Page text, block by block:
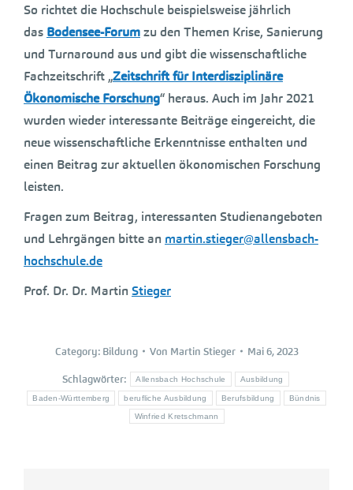
So richtet die Hochschule beispielsweise jährlich
das Bodensee-Forumzu den Themen Krise, Sanierung
und Turnaround aus und gibt die wissenschaftliche
Fachzeitschrift „Zeitschrift für Interdisziplinäre
Ökonomische Forschung“ heraus. Auch im Jahr 2021
wurden wieder interessante Beiträge eingereicht, die
neue wissenschaftliche Erkenntnisse enthalten und
einen Beitrag zur aktuellen ökonomischen Forschung
leisten.
Fragen zum Beitrag, interessanten Studienangeboten
und Lehrgängen bitte an martin.stieger@allensbach-
hochschule.de
Prof. Dr. Dr. Martin Stieger
Category: Bildung Von Martin Stieger Mai 6, 2023
Schlagwörter: Allensbach Hochschule Ausbildung
Baden-Württemberg berufliche Ausbildung Berufsbildung Bündnis
Winfried Kretschmann